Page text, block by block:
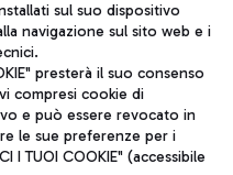
l'aeroporto
a direzione e
di Roma 13032990155 P.
1 - 00054 Fiumicino (RM)
sul suo dispositivo
navigazione sul sito web e i
presterà il suo consenso
compresi cookie di
e può essere revocato in
le sue preferenze per i
I TUOI COOKIE" (accessibile